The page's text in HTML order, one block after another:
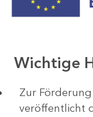
Wichtige
Zur
veröffentlicht